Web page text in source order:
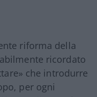
riforma della
ricordato
che introdurre
per ogni